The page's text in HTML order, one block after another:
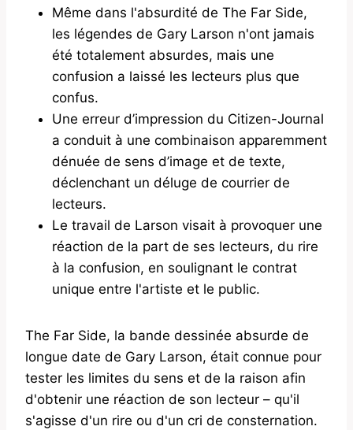
Même dans l'absurdité de The Far Side,
les légendes de Gary Larson n'ont jamais
été totalement absurdes, mais une
confusion a laissé les lecteurs plus que
confus.
Une erreur d’impression du Citizen-Journal
a conduit à une combinaison apparemment
dénuée de sens d’image et de texte,
déclenchant un déluge de courrier de
lecteurs.
Le travail de Larson visait à provoquer une
réaction de la part de ses lecteurs, du rire
à la confusion, en soulignant le contrat
unique entre l'artiste et le public.
The Far Side, la bande dessinée absurde de
longue date de Gary Larson, était connue pour
tester les limites du sens et de la raison afin
d'obtenir une réaction de son lecteur – qu'il
s'agisse d'un rire ou d'un cri de consternation.